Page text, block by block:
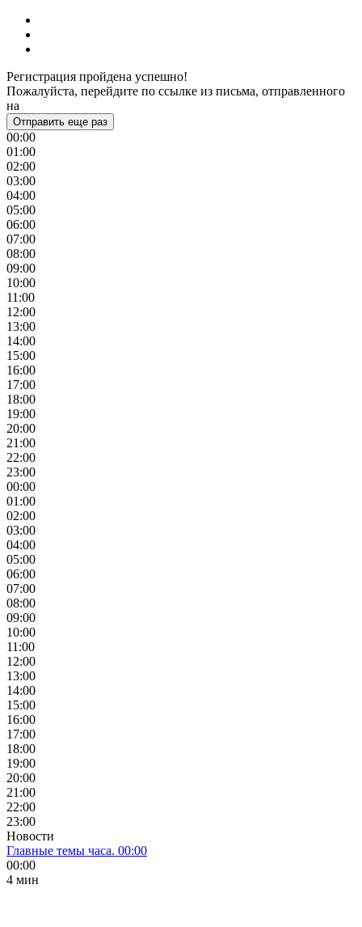
Регистрация пройдена успешно!
Пожалуйста, перейдите по ссылке из письма, отправленного
на
Отправить еще раз
00:00
01:00
02:00
03:00
04:00
05:00
06:00
07:00
08:00
09:00
10:00
11:00
12:00
13:00
14:00
15:00
16:00
17:00
18:00
19:00
20:00
21:00
22:00
23:00
00:00
01:00
02:00
03:00
04:00
05:00
06:00
07:00
08:00
09:00
10:00
11:00
12:00
13:00
14:00
15:00
16:00
17:00
18:00
19:00
20:00
21:00
22:00
23:00
Новости
Главные темы часа. 00:00
00:00
4 мин